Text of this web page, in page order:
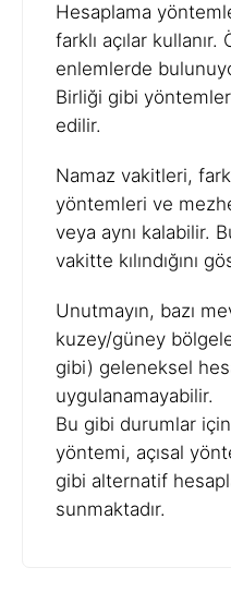
Hesaplama
farklı açılar
enlemlerde
Birliği gibi
edilir.
Namaz vakitleri,
yöntemleri ve
veya aynı kalabilir.
vakitte kılındığını
Unutmayın, bazı
kuzey/güney
gibi) geleneksel
uygulanamayabilir.
Bu gibi durumlar
yöntemi, açısal
gibi alternatif
sunmaktadır.